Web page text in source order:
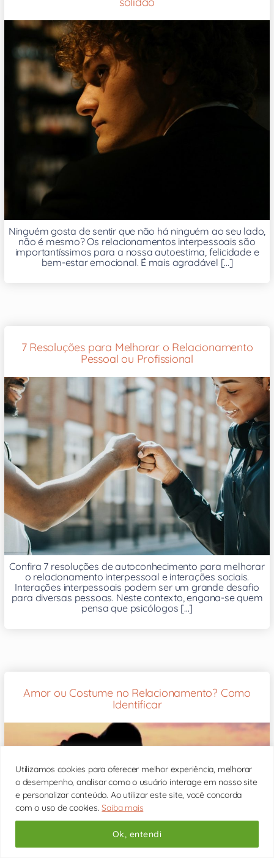
Utilizamos cookies para oferecer melhor experiência, melhorar
o desempenho, analisar como o usuário interage em nosso site
e personalizar conteúdo. Ao utilizar este site, você concorda
com o uso de cookies.Saiba mais
Ok, entendi
Ninguém gosta de sentir que não há ninguém ao seu lado,
não é mesmo? Os relacionamentos interpessoais são
importantíssimos para a nossa autoestima, felicidade e
bem-estar emocional. É mais agradável [...]
7 Resoluções para Melhorar o Relacionamento
Pessoal ou Profissional
Confira 7 resoluções de autoconhecimento para melhorar
o relacionamento interpessoal e interações sociais.
Interações interpessoais podem ser um grande desafio
para diversas pessoas. Neste contexto, engana-se quem
pensa que psicólogos [...]
Amor ou Costume no Relacionamento? Como
Identificar